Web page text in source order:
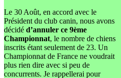
Le 30 Août, en accord avec le
Président du club canin, nous avons
décidé d’annuler ce 9ème
Championnat, le nombre de chiens
inscrits étant seulement de 23. Un
Championnat de France ne voudrait
plus rien dire avec si peu de
concurrents. Je rappellerai pour